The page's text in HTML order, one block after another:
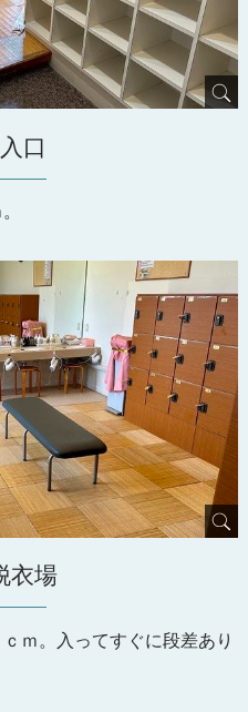
口
衣場
ｍ。入ってすぐに段差あり